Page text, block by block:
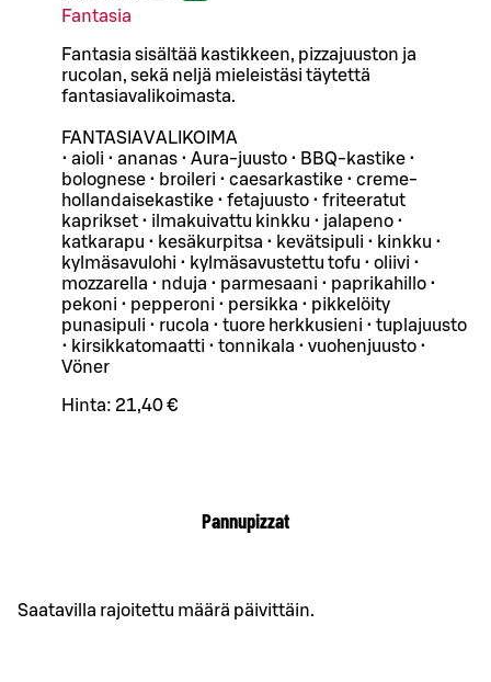
Fantasia
Fantasia sisältää kastikkeen, pizzajuuston ja
rucolan, sekä neljä mieleistäsi täytettä
fantasiavalikoimasta.
FANTASIAVALIKOIMA
• aioli • ananas • Aura-juusto • BBQ-kastike •
bolognese • broileri • caesarkastike • creme-
hollandaisekastike • fetajuusto • friteeratut
kaprikset • ilmakuivattu kinkku • jalapeno •
katkarapu • kesäkurpitsa • kevätsipuli • kinkku •
kylmäsavulohi • kylmäsavustettu tofu • oliivi •
mozzarella • nduja • parmesaani • paprikahillo •
pekoni • pepperoni • persikka • pikkelöity
punasipuli • rucola • tuore herkkusieni • tuplajuusto
• kirsikkatomaatti • tonnikala • vuohenjuusto •
Vöner
Hinta: 21,40 €
Pannupizzat
Saatavilla rajoitettu määrä päivittäin.